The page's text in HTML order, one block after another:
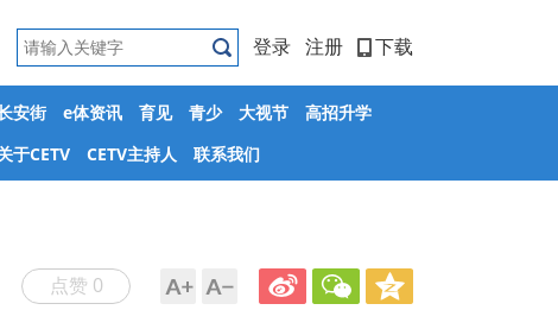
登录 注册 下载
安街 e体资讯 育见 青少 大视节
高招升学
于CETV CETV主持人 联系我们
点赞 0